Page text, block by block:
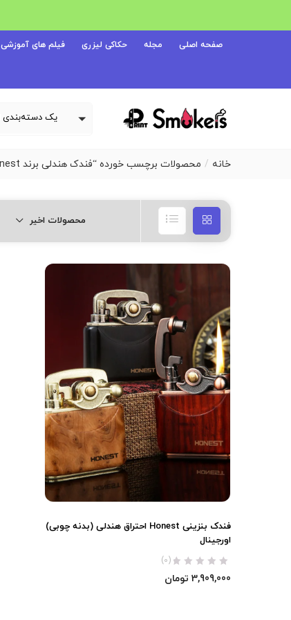
صفحه اصلی مجله حکاکی لیزری فیلم های آموزشی
خانه محصولات برچسب خورده “فندک هندلی برند Honest”
محصولات اخیر
فندک بنزینی Honest احتراق هندلی (بدنه چوبی)
اورجینال
(0)
3,909,000 تومان